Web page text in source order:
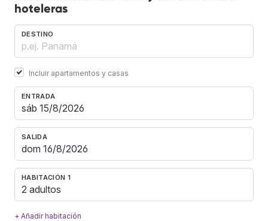
hoteleras
DESTINO
Incluir apartamentos y casas
ENTRADA
SALIDA
HABITACIÓN 1
2 adultos
+ Añadir habitación